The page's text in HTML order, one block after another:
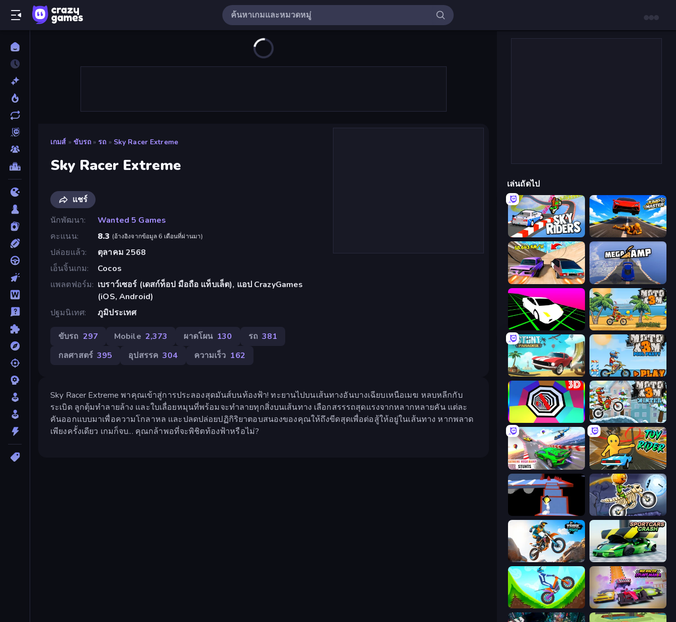
เกมส์ » ขับรถ » รถ » Sky Racer Extreme
Sky Racer Extreme
แชร์
นักพัฒนา
Wanted 5 Games
คะแนน
8.3 (อ้างอิงจากข้อมูล 6 เดือนที่ผ่านมา)
ปล่อยแล้ว
ตุลาคม 2568
เอ็นจิ้นเกม
Cocos
แพลตฟอร์ม
เบราว์เซอร์ (เดสก์ท็อป มือถือ แท็บเล็ต), แอป CrazyGames
(iOS, Android)
ปฐมนิเทศ
ภูมิประเทศ
ขับรถ 297 Mobile 2,373 ผาดโผน 130 รถ 381
กลศาสตร์ 395 อุปสรรค 304 ความเร็ว 162
Sky Racer Extreme พาคุณเข้าสู่การประลองสุดมันส์บนท้องฟ้า! ทะยานไปบนเส้นทางอันบางเฉียบเหนือเมฆ หลบหลีกกับ
ระเบิด ลูกตุ้มทำลายล้าง และใบเลื่อยหมุนที่พร้อมจะทำลายทุกสิ่งบนเส้นทาง เลือกสรรรถสุดแรงจากหลากหลายคัน แต่ละ
คันออกแบบมาเพื่อความโกลาหล และปลดปล่อยปฏิกิริยาตอบสนองของคุณให้ถึงขีดสุดเพื่อต่อสู้ให้อยู่ในเส้นทาง หากพลาด
เพียงครั้งเดียว เกมก็จบ... คุณกล้าพอที่จะพิชิตท้องฟ้าหรือไม่?
เล่นถัดไป
Sky Riders Jump Master: Car Racing
Turbo Cars: Pipe Stunts Mega Ramp Car Stunt
Slope Car Moto X3M
Stunt Paradise Moto X3M 5: Pool Party
Color Tunnel Moto X3M 4 Winter
Impossible Mega Ramp Car Stunt Toy Rider
Ice Dodo Moto X3M 6: Spooky Land
Trial Mania Sportcars Crash
Hill Climb on Moto Bike MR RACER Stunt Mania